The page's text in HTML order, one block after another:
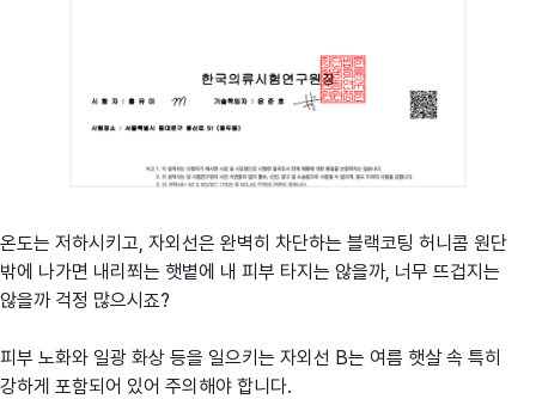
온도는 저하시키고, 자외선은 완벽히 차단하는 블랙코팅 허니콤 원단
밖에 나가면 내리쬐는 햇볕에 내 피부 타지는 않을까, 너무 뜨겁지는
않을까 걱정 많으시죠?
피부 노화와 일광 화상 등을 일으키는 자외선 B는 여름 햇살 속 특히
강하게 포함되어 있어 주의해야 합니다.